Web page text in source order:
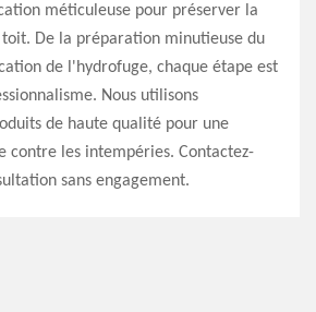
méticuleuse pour préserver la
De la préparation minutieuse du
de l'hydrofuge, chaque étape est
Nous utilisons
de haute qualité pour une
contre les intempéries. Contactez-
sans engagement.